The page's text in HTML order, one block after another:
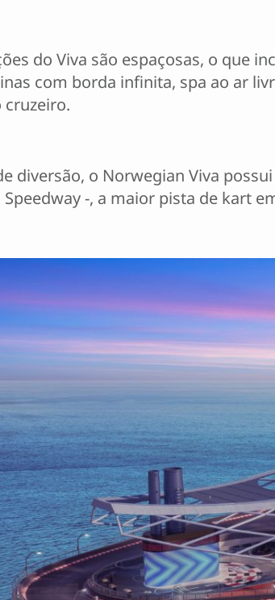
do Viva são espaçosas, o que
com borda infinita, spa ao ar
cruzeiro.
diversão, o Norwegian Viva
Speedway -, a maior pista de kart